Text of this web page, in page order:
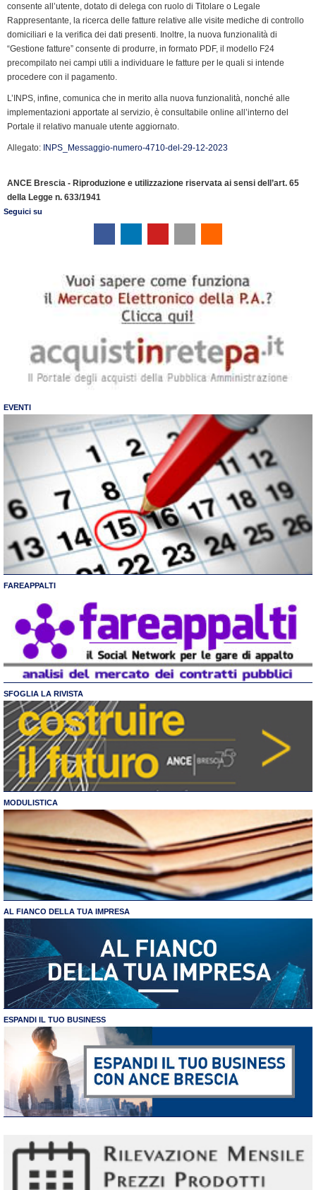
consente all’utente, dotato di delega con ruolo di Titolare o Legale
Rappresentante, la ricerca delle fatture relative alle visite mediche di controllo
domiciliari e la verifica dei dati presenti. Inoltre, la nuova funzionalità di
“Gestione fatture” consente di produrre, in formato PDF, il modello F24
precompilato nei campi utili a individuare le fatture per le quali si intende
procedere con il pagamento.
L’INPS, infine, comunica che in merito alla nuova funzionalità, nonché alle
implementazioni apportate al servizio, è consultabile online all’interno del
Portale il relativo manuale utente aggiornato.
Allegato: INPS_Messaggio-numero-4710-del-29-12-2023
ANCE Brescia - Riproduzione e utilizzazione riservata ai sensi dell’art. 65
della Legge n. 633/1941
Seguici su
EVENTI
FAREAPPALTI
SFOGLIA LA RIVISTA
MODULISTICA
AL FIANCO DELLA TUA IMPRESA
ESPANDI IL TUO BUSINESS